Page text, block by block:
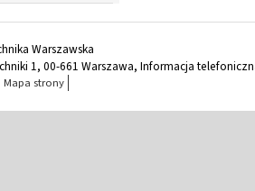
Warszawska
1, 00-661 Warszawa, Informacja
Mapa strony